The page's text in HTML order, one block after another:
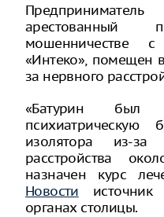
мошенничестве
«Интеко», помещен
за нервного
«Батурин был
психиатрическую
изолятора из-за
расстройства
назначен курс
Новости источник
органах столицы.